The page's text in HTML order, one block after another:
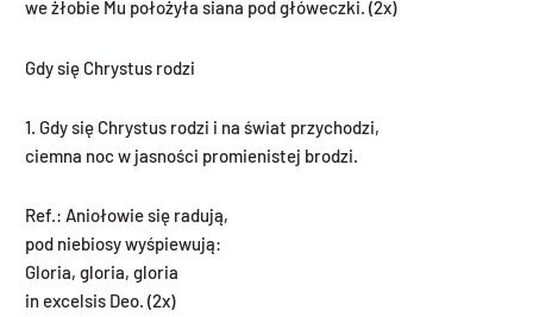
we żłobie Mu położyła siana pod główeczki. (2x)
Gdy się Chrystus rodzi
1. Gdy się Chrystus rodzi i na świat przychodzi,
ciemna noc w jasności promienistej brodzi.
Ref.: Aniołowie się radują,
pod niebiosy wyśpiewują:
Gloria, gloria, gloria
in excelsis Deo. (2x)